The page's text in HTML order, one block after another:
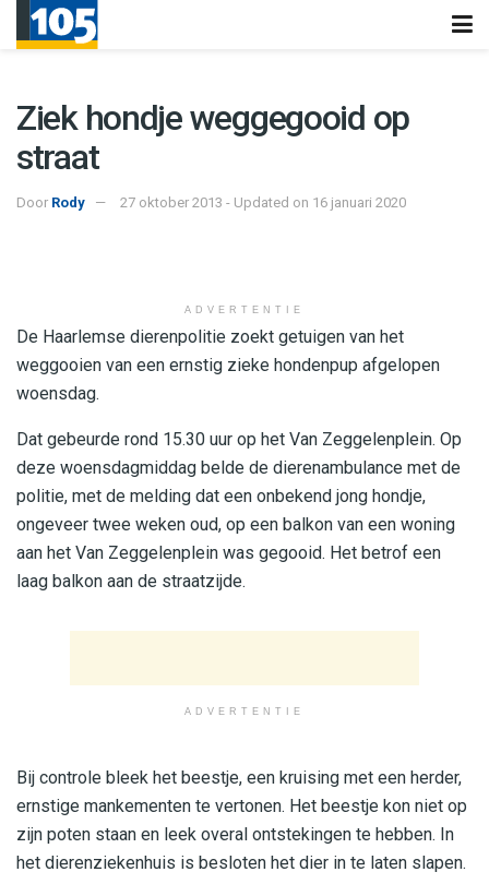
Ziek hondje weggegooid op
straat
Door Rody 27 oktober 2013 - Updated on 16 januari 2020
ADVERTENTIE
De Haarlemse dierenpolitie zoekt getuigen van het
weggooien van een ernstig zieke hondenpup afgelopen
woensdag.
Dat gebeurde rond 15.30 uur op het Van Zeggelenplein. Op
deze woensdagmiddag belde de dierenambulance met de
politie, met de melding dat een onbekend jong hondje,
ongeveer twee weken oud, op een balkon van een woning
aan het Van Zeggelenplein was gegooid. Het betrof een
laag balkon aan de straatzijde.
ADVERTENTIE
Bij controle bleek het beestje, een kruising met een herder,
ernstige mankementen te vertonen. Het beestje kon niet op
zijn poten staan en leek overal ontstekingen te hebben. In
het dierenziekenhuis is besloten het dier in te laten slapen.